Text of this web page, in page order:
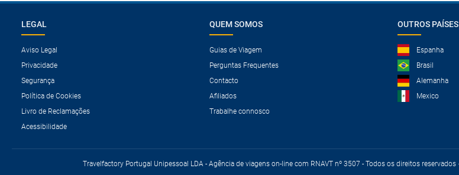
LEGAL
Aviso Legal
Privacidade
Segurança
Política de Cookies
Livro de Reclamações
Acessibilidade
QUEM SOMOS
Guias de Viagem
Perguntas Frequentes
Contacto
Afiliados
Trabalhe connosco
OUTROS PAÍSES
Espanha
Brasil
Alemanha
Mexico
Travelfactory Portugal Unipessoal LDA - Agência de viagens on-line com RNAVT nº 3507 - Todos os direitos reservados